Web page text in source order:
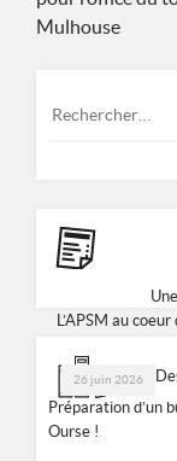
de
Mulhouse
L’APSM au
26 juin 2026
Préparation d’un
Ourse !